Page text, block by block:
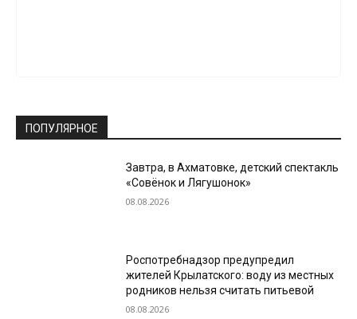
ПОПУЛЯРНОЕ
Завтра, в Ахматовке, детский спектакль
«Совёнок и Лягушонок»
08.08.2026
Роспотребнадзор предупредил
жителей Крылатского: воду из местных
родников нельзя считать питьевой
08.08.2026